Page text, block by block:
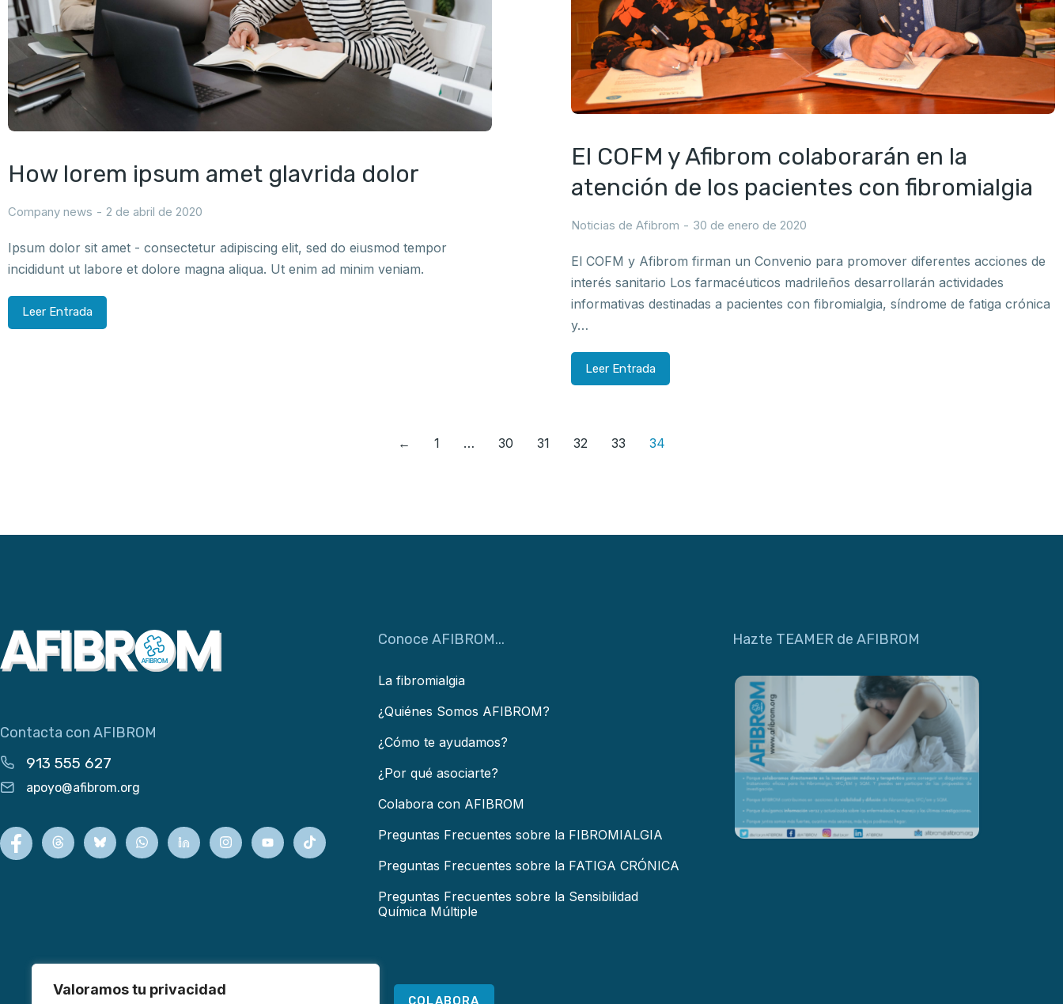
Valoramos tu privacidad
How lorem ipsum amet glavrida dolor
Company news 2 de abril de 2020
Ipsum dolor sit amet - consectetur adipiscing elit, sed do eiusmod tempor
incididunt ut labore et dolore magna aliqua. Ut enim ad minim veniam.
Leer Entrada
El COFM y Afibrom colaborarán en la
atención de los pacientes con fibromialgia
Noticias de Afibrom 30 de enero de 2020
El COFM y Afibrom firman un Convenio para promover diferentes acciones de
interés sanitario Los farmacéuticos madrileños desarrollarán actividades
informativas destinadas a pacientes con fibromialgia, síndrome de fatiga crónica
y…
Leer Entrada
← 1 … 30 31 32 33 34
Contacta con AFIBROM
913 555 627
apoyo@afibrom.org
Conoce AFIBROM...
La fibromialgia
¿Quiénes Somos AFIBROM?
¿Cómo te ayudamos?
¿Por qué asociarte?
Colabora con AFIBROM
Preguntas Frecuentes sobre la FIBROMIALGIA
Preguntas Frecuentes sobre la FATIGA CRÓNICA
Preguntas Frecuentes sobre la Sensibilidad
Química Múltiple
COLABORA
Hazte TEAMER de AFIBROM